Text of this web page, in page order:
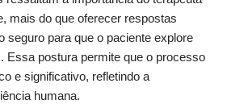
mais do que oferecer respostas
seguro para que o paciente explore
Essa postura permite que o processo
e significativo, refletindo a
humana.